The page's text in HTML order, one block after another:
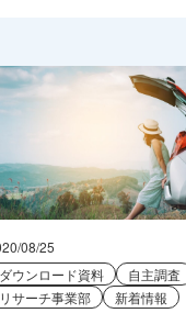
08/25
ダウンロード資料
自主調査
リサーチ事業部
新着情報